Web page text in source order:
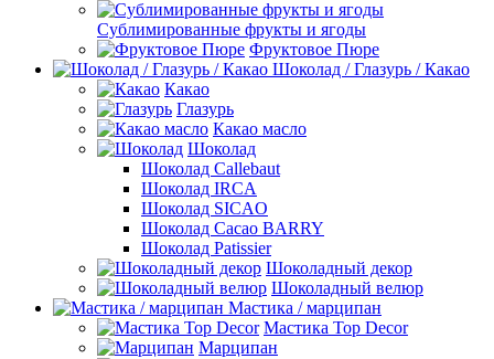
Сублимированные фрукты и ягоды
Фруктовое Пюре
Шоколад / Глазурь / Какао
Какао
Глазурь
Какао масло
Шоколад
Шоколад Callebaut
Шоколад IRCA
Шоколад SICAO
Шоколад Cacao BARRY
Шоколад Patissier
Шоколадный декор
Шоколадный велюр
Мастика / марципан
Мастика Top Decor
Марципан